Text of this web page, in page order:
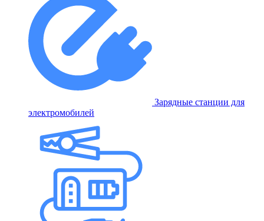
Зарядные станции для
электромобилей